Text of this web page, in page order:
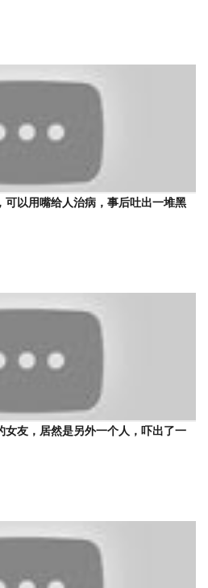
可以用嘴给人治病，事后吐出一堆黑
女友，居然是另外一个人，吓出了一